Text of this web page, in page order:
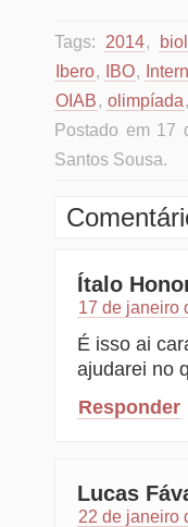
Tags: 2014,
Ibero, IBO,
OIAB, olimpíada,
Postado em 17
Santos Sousa.
Ítalo
17 de janeiro
É isso ai
ajudarei no
Responder
Lucas
22 de janeiro